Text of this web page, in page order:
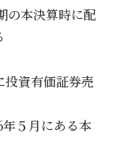
の本決算時に配
投資有価証券売
５月にある本